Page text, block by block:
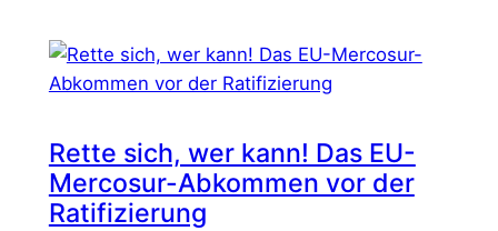
Rette sich, wer kann! Das EU-
Mercosur-Abkommen vor der
Ratifizierung